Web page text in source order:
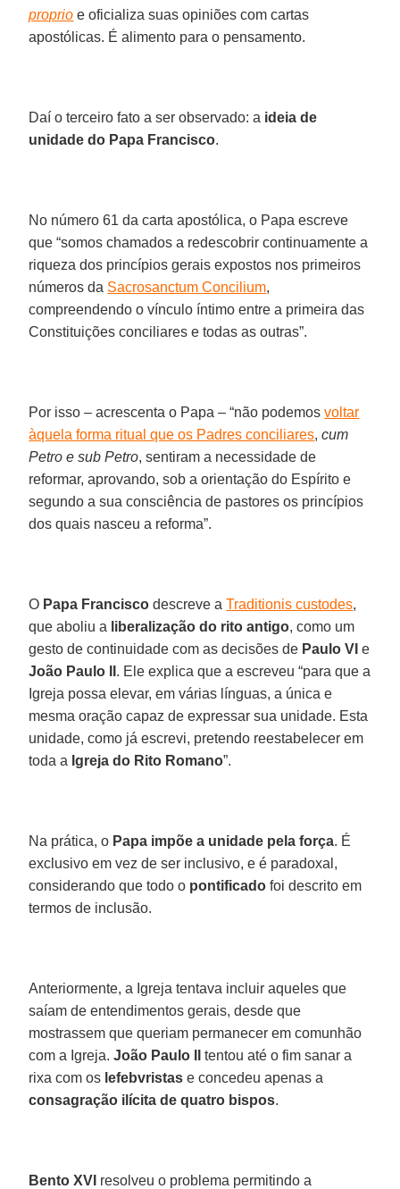
proprio e oficializa suas opiniões com cartas
apostólicas. É alimento para o pensamento.
Daí o terceiro fato a ser observado: a ideia de
unidade do Papa Francisco.
No número 61 da carta apostólica, o Papa escreve
que “somos chamados a redescobrir continuamente a
riqueza dos princípios gerais expostos nos primeiros
números da Sacrosanctum Concilium,
compreendendo o vínculo íntimo entre a primeira das
Constituições conciliares e todas as outras”.
Por isso – acrescenta o Papa – “não podemosvoltar
àquela forma ritual que os Padres conciliares,cum
Petro e sub Petro, sentiram a necessidade de
reformar, aprovando, sob a orientação do Espírito e
segundo a sua consciência de pastores os princípios
dos quais nasceu a reforma”.
O Papa Francisco descreve aTraditionis custodes,
que aboliu a liberalização do rito antigo, como um
gesto de continuidade com as decisões de Paulo VI e
João Paulo II . Ele explica que a escreveu “para que a
Igreja possa elevar, em várias línguas, a única e
mesma oração capaz de expressar sua unidade. Esta
unidade, como já escrevi, pretendo reestabelecer em
toda a Igreja do Rito Romano”.
Na prática, o Papa impõe a unidade pela força. É
exclusivo em vez de ser inclusivo, e é paradoxal,
considerando que todo o pontificado foi descrito em
termos de inclusão.
Anteriormente, a Igreja tentava incluir aqueles que
saíam de entendimentos gerais, desde que
mostrassem que queriam permanecer em comunhão
com a Igreja.João Paulo II
tentou até o fim sanar a
rixa com os lefebvristas e concedeu apenas a
consagração ilícita de quatro bispos.
Bento XVI resolveu o problema permitindo a